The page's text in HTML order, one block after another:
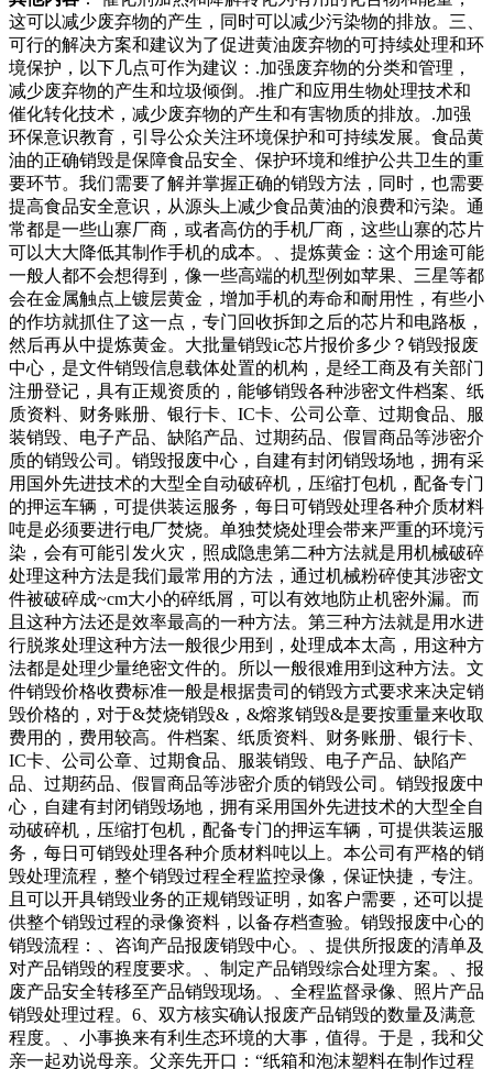
这可以减少废弃物的产生，同时可以减少污染物的排放。三、
可行的解决方案和建议为了促进黄油废弃物的可持续处理和环
境保护，以下几点可作为建议：.加强废弃物的分类和管理，
减少废弃物的产生和垃圾倾倒。.推广和应用生物处理技术和
催化转化技术，减少废弃物的产生和有害物质的排放。.加强
环保意识教育，引导公众关注环境保护和可持续发展。食品黄
油的正确销毁是保障食品安全、保护环境和维护公共卫生的重
要环节。我们需要了解并掌握正确的销毁方法，同时，也需要
提高食品安全意识，从源头上减少食品黄油的浪费和污染。通
常都是一些山寨厂商，或者高仿的手机厂商，这些山寨的芯片
可以大大降低其制作手机的成本。、提炼黄金：这个用途可能
一般人都不会想得到，像一些高端的机型例如苹果、三星等都
会在金属触点上镀层黄金，增加手机的寿命和耐用性，有些小
的作坊就抓住了这一点，专门回收拆卸之后的芯片和电路板，
然后再从中提炼黄金。大批量销毁ic芯片报价多少？销毁报废
中心，是文件销毁信息载体处置的机构，是经工商及有关部门
注册登记，具有正规资质的，能够销毁各种涉密文件档案、纸
质资料、财务账册、银行卡、IC卡、公司公章、过期食品、服
装销毁、电子产品、缺陷产品、过期药品、假冒商品等涉密介
质的销毁公司。销毁报废中心，自建有封闭销毁场地，拥有采
用国外先进技术的大型全自动破碎机，压缩打包机，配备专门
的押运车辆，可提供装运服务，每日可销毁处理各种介质材料
吨是必须要进行电厂焚烧。单独焚烧处理会带来严重的环境污
染，会有可能引发火灾，照成隐患第二种方法就是用机械破碎
处理这种方法是我们最常用的方法，通过机械粉碎使其涉密文
件被破碎成~cm大小的碎纸屑，可以有效地防止机密外漏。而
且这种方法还是效率最高的一种方法。第三种方法就是用水进
行脱浆处理这种方法一般很少用到，处理成本太高，用这种方
法都是处理少量绝密文件的。所以一般很难用到这种方法。文
件销毁价格收费标准一般是根据贵司的销毁方式要求来决定销
毁价格的，对于&焚烧销毁&，&熔浆销毁&是要按重量来收取
费用的，费用较高。件档案、纸质资料、财务账册、银行卡、
IC卡、公司公章、过期食品、服装销毁、电子产品、缺陷产
品、过期药品、假冒商品等涉密介质的销毁公司。销毁报废中
心，自建有封闭销毁场地，拥有采用国外先进技术的大型全自
动破碎机，压缩打包机，配备专门的押运车辆，可提供装运服
务，每日可销毁处理各种介质材料吨以上。本公司有严格的销
毁处理流程，整个销毁过程全程监控录像，保证快捷，专注。
且可以开具销毁业务的正规销毁证明，如客户需要，还可以提
供整个销毁过程的录像资料，以备存档查验。销毁报废中心的
销毁流程：、咨询产品报废销毁中心。、提供所报废的清单及
对产品销毁的程度要求。、制定产品销毁综合处理方案。、报
废产品安全转移至产品销毁现场。、全程监督录像、照片产品
销毁处理过程。6、双方核实确认报废产品销毁的数量及满意
程度。、小事换来有利生态环境的大事，值得。于是，我和父
亲一起劝说母亲。父亲先开口：“纸箱和泡沫塑料在制作过程